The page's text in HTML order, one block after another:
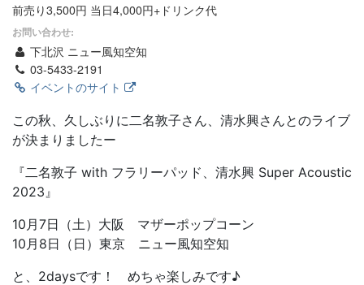
前売り3,500円 当日4,000円+ドリンク代
お問い合わせ:
下北沢 ニュー風知空知
03-5433-2191
イベントのサイト
この秋、久しぶりに二名敦子さん、清水興さんとのライブ
が決まりましたー
『二名敦子 with フラリーパッド、清水興 Super Acoustic
2023』
10月7日（土）大阪 マザーポップコーン
10月8日（日）東京 ニュー風知空知
と、2daysです！ めちゃ楽しみです♪